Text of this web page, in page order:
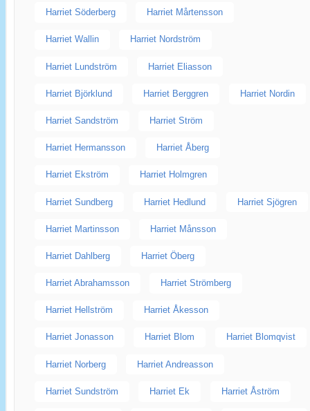
Harriet Söderberg Harriet Mårtensson
Harriet Wallin Harriet Nordström
Harriet Lundström Harriet Eliasson
Harriet Björklund Harriet Berggren Harriet Nordin
Harriet Sandström Harriet Ström
Harriet Hermansson Harriet Åberg
Harriet Ekström Harriet Holmgren
Harriet Sundberg Harriet Hedlund Harriet Sjögren
Harriet Martinsson Harriet Månsson
Harriet Dahlberg Harriet Öberg
Harriet Abrahamsson Harriet Strömberg
Harriet Hellström Harriet Åkesson
Harriet Jonasson Harriet Blom Harriet Blomqvist
Harriet Norberg Harriet Andreasson
Harriet Sundström Harriet Ek Harriet Åström